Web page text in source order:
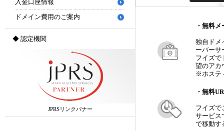
入金口座情報
ドメイン費用のご案内
◆ 認定機関
JPRSリンクバナー
・無料メ
独自ドメ
ーバーサ
フイズで
望のアカ
※ホステ
・無料
フイズで
サービス
で移動す